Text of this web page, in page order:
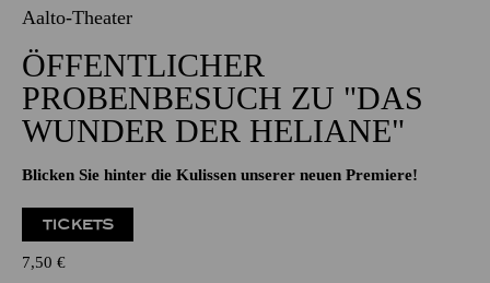
Aalto-Theater
ÖFFENTLICHER
PROBENBESUCH ZU "DAS
WUNDER DER HELIANE"
Blicken Sie hinter die Kulissen unserer neuen Premiere!
TICKETS
7,50 €